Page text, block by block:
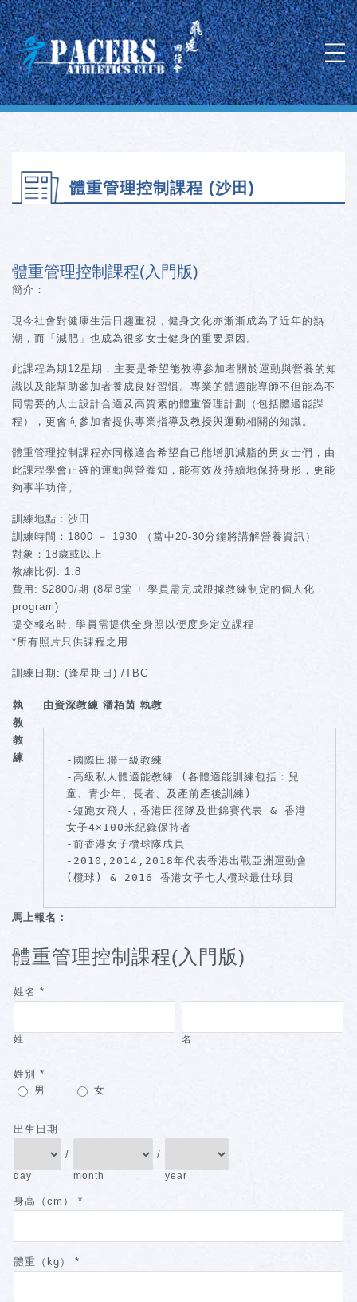
體重管理控制課程 (沙田)
體重管理控制課程(入門版)
簡介：
現今社會對健康生活日趨重視，健身文化亦漸漸成為了近年的熱
潮，而「減肥」也成為很多女士健身的重要原因。
此課程為期12星期，主要是希望能教導參加者關於運動與營養的知
識以及能幫助參加者養成良好習慣。專業的體適能導師不但能為不
同需要的人士設計合適及高質素的體重管理計劃（包括體適能課
程），更會向參加者提供專業指導及教授與運動相關的知識。
體重管理控制課程亦同樣適合希望自己能增肌減脂的男女士們，由
此課程學會正確的運動與營養知，能有效及持續地保持身形，更能
夠事半功倍。
訓練地點：沙田
訓練時間：1800 － 1930 （當中20-30分鐘將講解營養資訊）
對象：18歲或以上
教練比例: 1:8
費用: $2800/期 (8星8堂 + 學員需完成跟據教練制定的個人化
program)
提交報名時, 學員需提供全身照以便度身定立課程
*所有照片只供課程之用
訓練日期: (逢星期日) /TBC
執
教
教
練
由資深教練 潘栢茵 執教
-國際田聯一級教練
-高級私人體適能教練 (各體適能訓練包括：兒
-短跑女飛人，香港田徑隊及世錦賽代表 & 香港
女子4×100米紀錄保持者
- 前香港女子欖球隊成員
- 2010,2014,2018年代表香港出戰亞洲運動會
(欖球) & 2016 香港女子七人欖球最佳球員
馬上報名：
體重管理控制課程(入門版)
姓名 *
姓 名
姓別 *
男
女
出生日期
day
/
month
/
year
身高（cm） *
體重（kg） *